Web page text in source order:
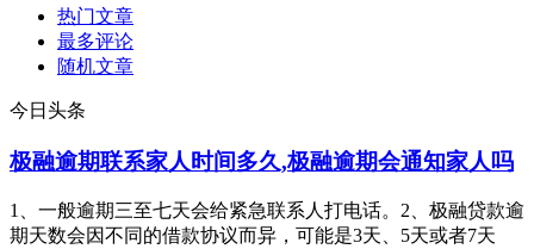
热门文章
最多评论
随机文章
今日头条
极融逾期联系家人时间多久,极融逾期会通知家人吗
1、一般逾期三至七天会给紧急联系人打电话。2、极融贷款逾
期天数会因不同的借款协议而异，可能是3天、5天或者7天